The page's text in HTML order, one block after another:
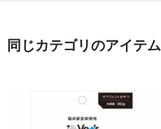
同じカテゴリのアイテム